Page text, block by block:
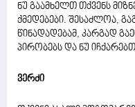
ნუ გაამხელთ თქვენს
ქმედებები. შესაძლოა,
წინადადებამ, კარგად
პირობებს და ნუ
ვერძი